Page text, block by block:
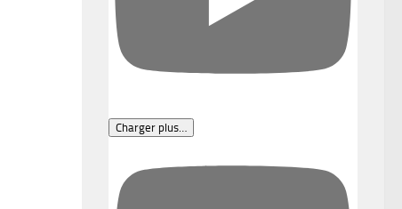
Charger plus…